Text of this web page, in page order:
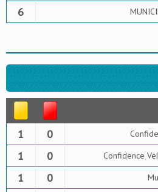
6
1 0
1 0 Confidence
1 0